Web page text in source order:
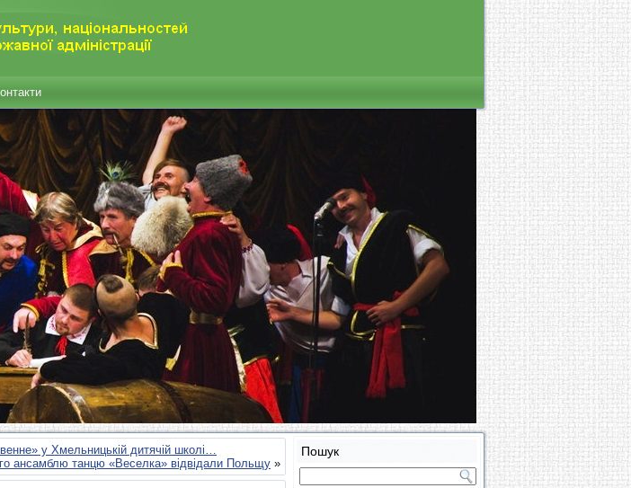
у Хмельницькій дитячій школі…
ансамблю танцю «Веселка» відвідали Польщу »
Пошук